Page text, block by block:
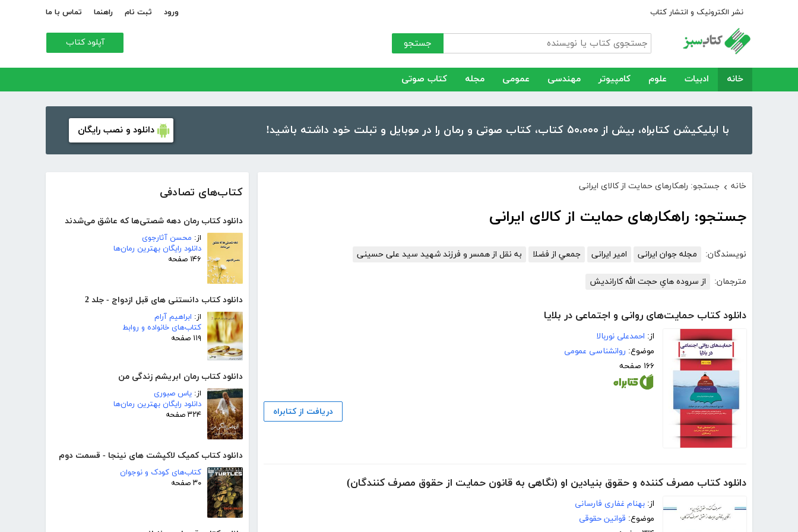
نشر الکترونیک و انتشار کتاب ورود ثبت نام راهنما تماس با ما
جستجو آپلود کتاب
خانه ادبیات علوم کامپیوتر مهندسی عمومی مجله کتاب صوتی
با اپلیکیشن کتابراه، بیش از ۵۰،۰۰۰ کتاب، کتاب صوتی و رمان را در موبایل و تبلت خود داشته باشید! دانلود و نصب رایگان
کتاب‌های تصادفی
دانلود کتاب رمان دهه شصتی‌ها که عاشق می‌شدند
از: محسن آثارجوی
دانلود رایگان بهترین رمان‌ها
۱۴۶ صفحه
دانلود کتاب دانستنی های قبل ازدواج - جلد 2
از: ابراهیم آرام
کتاب‌های خانواده و روابط
۱۱۹ صفحه
دانلود کتاب رمان ابریشم زندگی من
از: یاس صبوری
دانلود رایگان بهترین رمان‌ها
۳۲۴ صفحه
دانلود کتاب کمیک لاکپشت های نینجا - قسمت دوم
کتاب‌های کودک و نوجوان
۳۰ صفحه
خانه › جستجو: راهکارهای حمایت از کالای ایرانی
جستجو: راهکارهای حمایت از کالای ایرانی
نویسندگان: مجله جوان ایرانی امیر ایرانی جمعي از فضلا به نقل از همسر و فرزند شهید سید علی حسینی
مترجمان: از سروده هایِ حجت الله کاراندیش
دانلود کتاب حمایت‌های روانی و اجتماعی در بلایا
از: احمدعلی نوربالا
موضوع: روانشناسی عمومی
۱۶۶ صفحه
دریافت از کتابراه
دانلود کتاب مصرف کننده و حقوق بنیادین او (نگاهی به قانون حمایت از حقوق مصرف کنندگان)
از: بهنام غفاری فارسانی
موضوع: قوانین حقوقی